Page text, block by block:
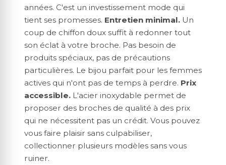
années. C'est un investissement mode qui
tient ses promesses. Entretien minimal. Un
coup de chiffon doux suffit à redonner tout
son éclat à votre broche. Pas besoin de
produits spéciaux, pas de précautions
particulières. Le bijou parfait pour les femmes
actives qui n'ont pas de temps à perdre. Prix
accessible. L'acier inoxydable permet de
proposer des broches de qualité à des prix
qui ne nécessitent pas un crédit. Vous pouvez
vous faire plaisir sans culpabiliser,
collectionner plusieurs modèles sans vous
ruiner.